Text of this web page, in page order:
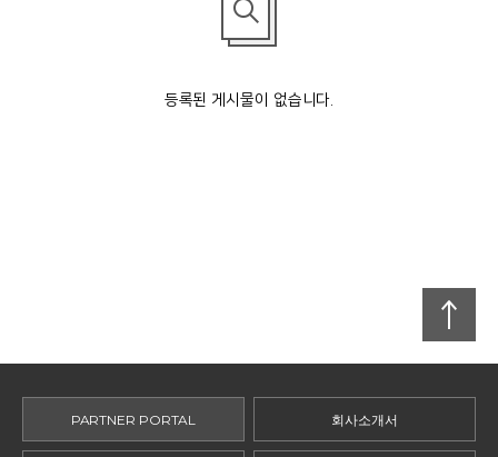
등록된 게시물이 없습니다.
PARTNER PORTAL 회사소개서